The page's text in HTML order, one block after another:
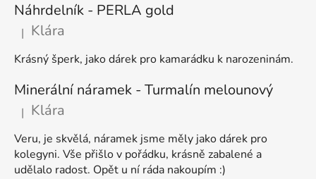
Náhrdelník - PERLA gold
Hodnocení produktu je 5 z 5 hvězdiček.
| Klára
Krásný šperk, jako dárek pro kamarádku k narozeninám.
Minerální náramek - Turmalín melounový
Hodnocení produktu je 5 z 5 hvězdiček.
| Klára
Veru, je skvělá, náramek jsme měly jako dárek pro
kolegyni. Vše přišlo v pořádku, krásně zabalené a
udělalo radost. Opět u ní ráda nakoupím :)